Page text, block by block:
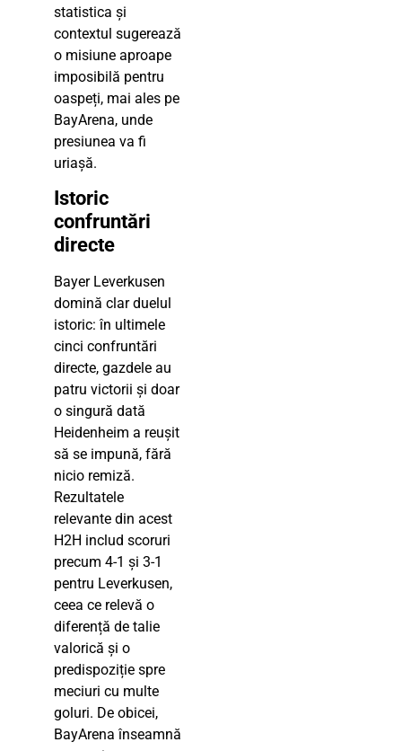
statistica și
contextul sugerează
o misiune aproape
imposibilă pentru
oaspeți, mai ales pe
BayArena, unde
presiunea va fi
uriașă.
Istoric
confruntări
directe
Bayer Leverkusen
domină clar duelul
istoric: în ultimele
cinci confruntări
directe, gazdele au
patru victorii și doar
o singură dată
Heidenheim a reușit
să se impună, fără
nicio remiză.
Rezultatele
relevante din acest
H2H includ scoruri
precum 4-1 și 3-1
pentru Leverkusen,
ceea ce relevă o
diferență de talie
valorică și o
predispoziție spre
meciuri cu multe
goluri. De obicei,
BayArena înseamnă